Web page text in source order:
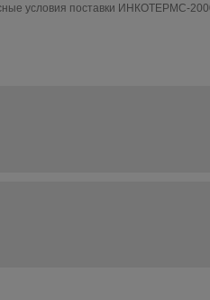
условия поставки ИНКОТЕРМС-